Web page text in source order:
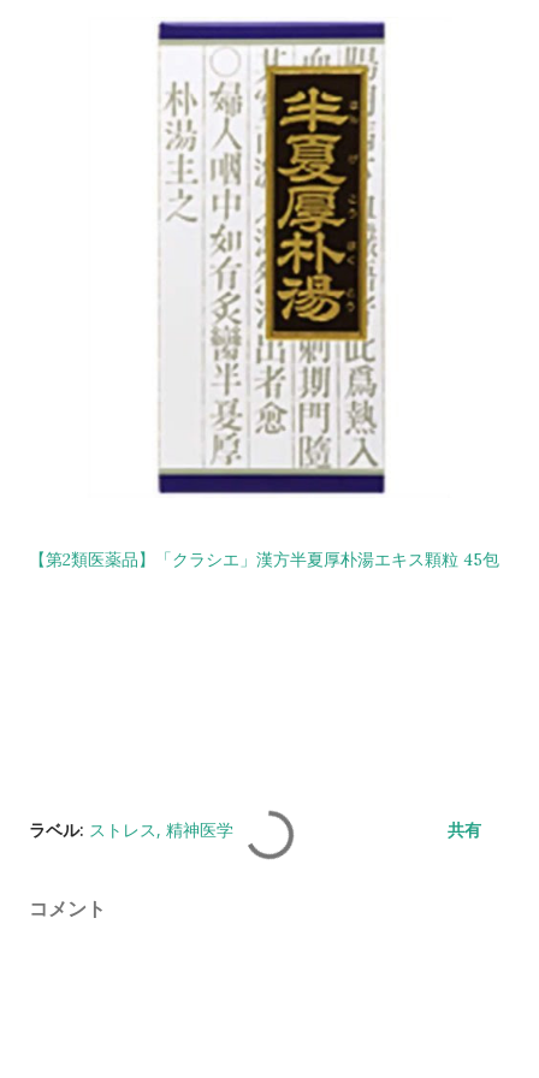
【第2類医薬品】「クラシエ」漢方半夏厚朴湯エキス顆粒 45包
ラベル: ストレス 精神医学 共有
コメント